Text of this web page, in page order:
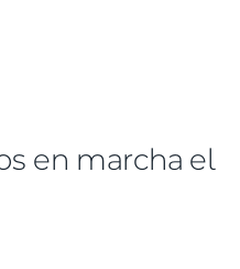
en marcha el